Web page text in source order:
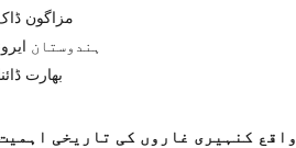
مزاگون
ہندوستان
بھارت
کنہیری غاروں کی تاریخی